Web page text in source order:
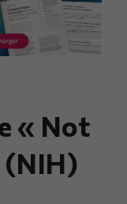
« Not
(NIH)